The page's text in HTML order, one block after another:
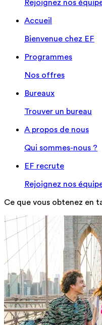
Rejoignez nos
Accueil
Bienvenue chez EF
Programmes
Nos offres
Bureaux
Trouver un bureau
A propos de nous
Qui sommes-nous ?
EF recrute
Rejoignez nos
Ce que vous obtenez en